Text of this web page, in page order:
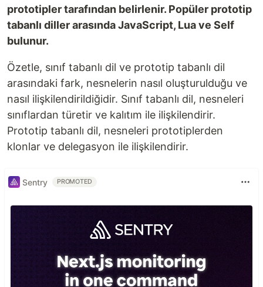
prototipler tarafından belirlenir. Popüler prototip
tabanlı diller arasında JavaScript, Lua ve Self
bulunur.
Özetle, sınıf tabanlı dil ve prototip tabanlı dil
arasındaki fark, nesnelerin nasıl oluşturulduğu ve
nasıl ilişkilendirildiğidir. Sınıf tabanlı dil, nesneleri
sınıflardan türetir ve kalıtım ile ilişkilendirir.
Prototip tabanlı dil, nesneleri prototiplerden
klonlar ve delegasyon ile ilişkilendirir.
Sentry PROMOTED